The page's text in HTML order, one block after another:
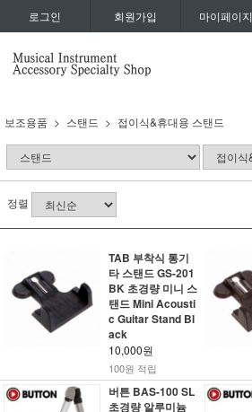
로그인 회원가입 마이페이지
보조용품 스탠드 접이식&휴대용 스탠드
정렬
TAB 부착식 통기
타 스탠드 GS-201
BK 초경량 미니 스
탠드 Mini Acousti
c Guitar Stand Bl
ack
10,000원
100원 적립
버튼 BAS-100 SL
초경량 알루미늄